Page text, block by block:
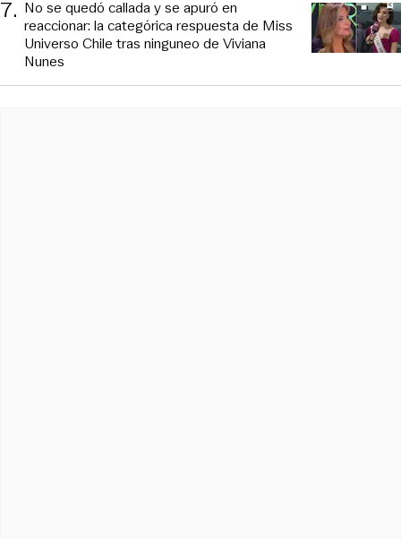
7. No se quedó callada y se apuró en
reaccionar: la categórica respuesta de Miss
Universo Chile tras ninguneo de Viviana
Nunes